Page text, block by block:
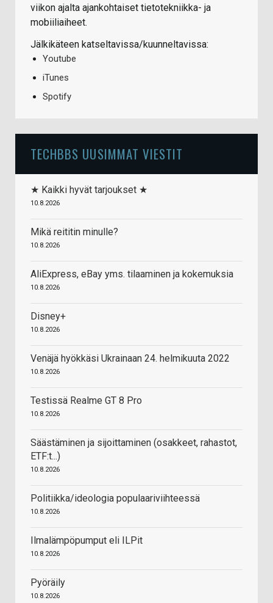
viikon ajalta ajankohtaiset tietotekniikka- ja
mobiiliaiheet.
Jälkikäteen katseltavissa/kuunneltavissa:
Youtube
iTunes
Spotify
TECHBBS UUSIMMAT VIESTIT
★ Kaikki hyvät tarjoukset ★
10.8.2026
Mikä reititin minulle?
10.8.2026
AliExpress, eBay yms. tilaaminen ja kokemuksia
10.8.2026
Disney+
10.8.2026
Venäjä hyökkäsi Ukrainaan 24. helmikuuta 2022
10.8.2026
Testissä Realme GT 8 Pro
10.8.2026
Säästäminen ja sijoittaminen (osakkeet, rahastot,
ETF:t...)
10.8.2026
Politiikka/ideologia populaariviihteessä
10.8.2026
Ilmalämpöpumput eli ILPit
10.8.2026
Pyöräily
10.8.2026